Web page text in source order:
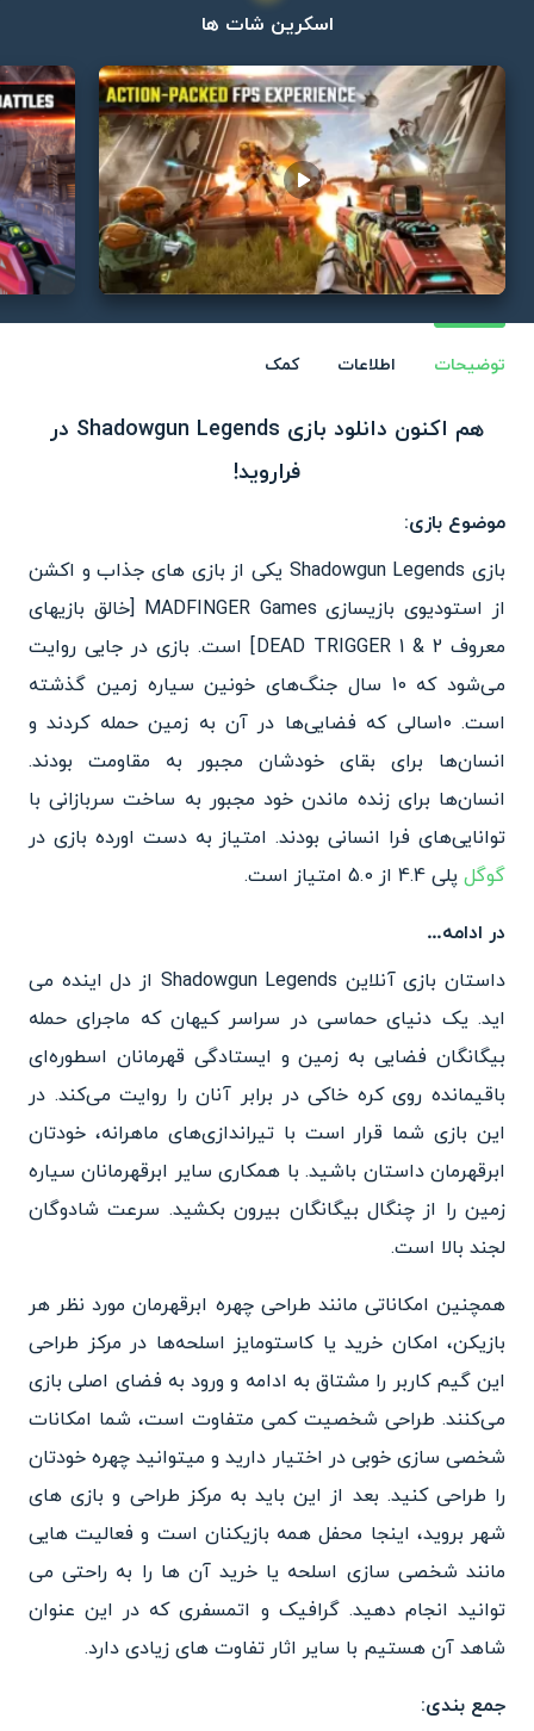
اسکرین شات ها
Play video
توضیحات اطلاعات کمک
هم اکنون دانلود بازی Shadowgun Legends در
فراروید!
موضوع بازی:
بازی Shadowgun Legends یکی از بازی های جذاب و اکشن
از استودیوی بازیسازی MADFINGER Games [خالق بازیهای
معروف DEAD TRIGGER 1 & 2] است. بازی در جایی روایت
می‌شود که 10 سال جنگ‌های خونین سیاره زمین گذشته
است. 10سالی که فضایی‌ها در آن به زمین حمله کردند و
انسان‌ها برای بقای خودشان مجبور به مقاومت بودند.
انسان‌ها برای زنده ماندن خود مجبور به ساخت سربازانی با
توانایی‌های فرا انسانی بودند. امتیاز به دست اورده بازی در
گوگل پلی 4.4 از 5.0 امتیاز است.
در ادامه…
داستان بازی آنلاین Shadowgun Legends از دل اینده می
اید. یک دنیای حماسی در سراسر کیهان که ماجرای حمله
بیگانگان فضایی به زمین و ایستادگی قهرمانان اسطوره‌ای
باقیمانده روی کره خاکی در برابر آنان را روایت می‌کند. در
این بازی شما قرار است با تیراندازی‌های ماهرانه، خودتان
ابرقهرمان داستان باشید. با همکاری سایر ابرقهرمانان سیاره
زمین را از چنگال بیگانگان بیرون بکشید. سرعت شادوگان
لجند بالا است.
همچنین امکاناتی مانند طراحی چهره ابرقهرمان مورد نظر هر
بازیکن، امکان خرید یا کاستومایز اسلحه‌ها در مرکز طراحی
این گیم کاربر را مشتاق به ادامه و ورود به فضای اصلی بازی
می‌کنند. طراحی شخصیت کمی متفاوت است، شما امکانات
شخصی سازی خوبی در اختیار دارید و میتوانید چهره خودتان
را طراحی کنید. بعد از این باید به مرکز طراحی و بازی های
شهر بروید، اینجا محفل همه بازیکنان است و فعالیت هایی
مانند شخصی سازی اسلحه یا خرید آن ها را به راحتی می
توانید انجام دهید. گرافیک و اتمسفری که در این عنوان
شاهد آن هستیم با سایر اثار تفاوت های زیادی دارد.
جمع بندی: